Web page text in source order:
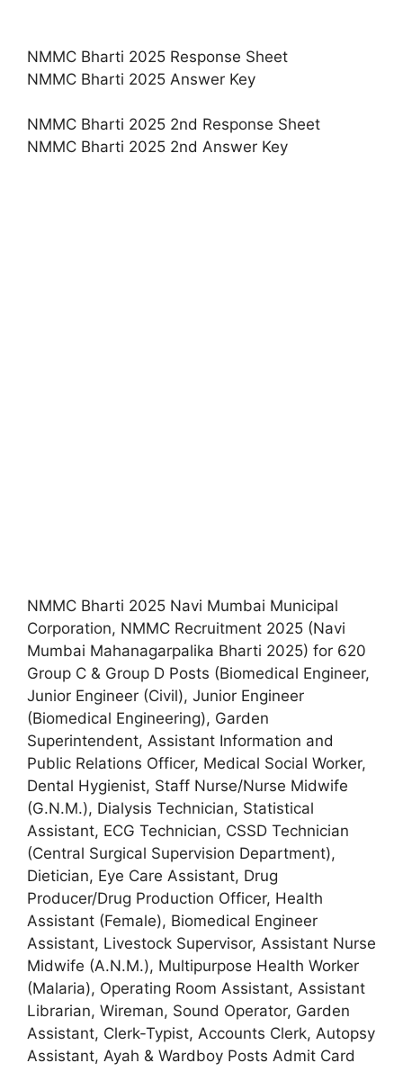
NMMC Bharti 2025 Response Sheet
NMMC Bharti 2025 Answer Key
NMMC Bharti 2025 2nd Response Sheet
NMMC Bharti 2025 2nd Answer Key
NMMC Bharti 2025 Navi Mumbai Municipal
Corporation, NMMC Recruitment 2025 (Navi
Mumbai Mahanagarpalika Bharti 2025) for 620
Group C & Group D Posts (Biomedical Engineer,
Junior Engineer (Civil), Junior Engineer
(Biomedical Engineering), Garden
Superintendent, Assistant Information and
Public Relations Officer, Medical Social Worker,
Dental Hygienist, Staff Nurse/Nurse Midwife
(G.N.M.), Dialysis Technician, Statistical
Assistant, ECG Technician, CSSD Technician
(Central Surgical Supervision Department),
Dietician, Eye Care Assistant, Drug
Producer/Drug Production Officer, Health
Assistant (Female), Biomedical Engineer
Assistant, Livestock Supervisor, Assistant Nurse
Midwife (A.Ν.Μ.), Multipurpose Health Worker
(Malaria), Operating Room Assistant, Assistant
Librarian, Wireman, Sound Operator, Garden
Assistant, Clerk-Typist, Accounts Clerk, Autopsy
Assistant, Ayah & Wardboy Posts Admit Card